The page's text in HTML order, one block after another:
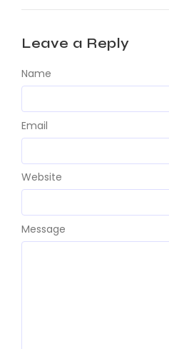
Leave a Reply
Message
Name
Email
Website